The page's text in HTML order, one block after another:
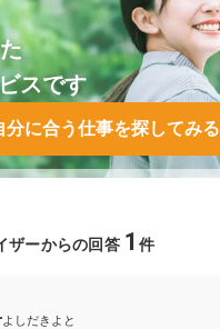
スです
分に合う仕事を探してみる
ザーからの回答 1 件
よしだきよと